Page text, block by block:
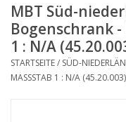
Holzbau
Landschaft
MBT Süd-
Bogenschrank
1 : N/A
STARTSEITE/ SÜD-
MASSSTAB 1 : N/A (45.20.003)